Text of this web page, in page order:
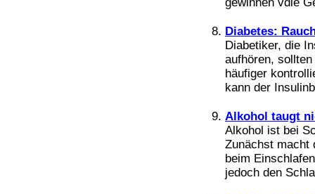
Diabetes:
Diabetiker, die
aufhören,
häufiger
kann der
Alkohol taugt
Alkohol ist bei
Zunächst macht
beim
jedoch den